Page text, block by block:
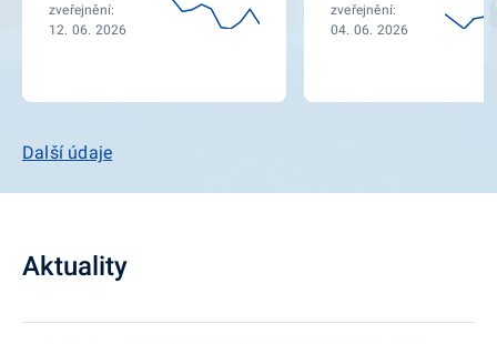
zveřejnění:
12. 06. 2026
zveřejnění:
04. 06. 2026
Další údaje
Aktuality